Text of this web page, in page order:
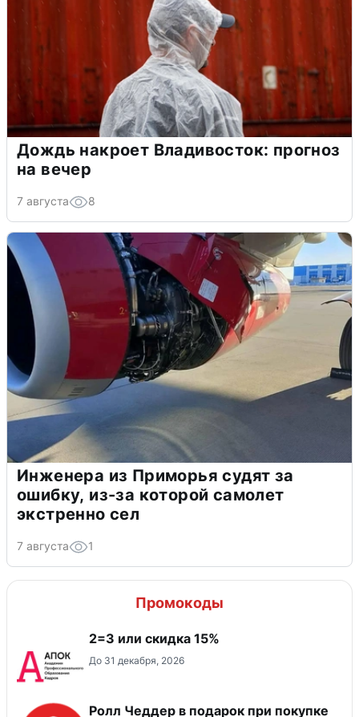
Дождь накроет Владивосток: прогноз
на вечер
7 августа 8
Инженера из Приморья судят за
ошибку, из-за которой самолет
экстренно сел
7 августа 1
Промокоды
2=3 или скидка 15%
До 31 декабря, 2026
Ролл Чеддер в подарок при покупке